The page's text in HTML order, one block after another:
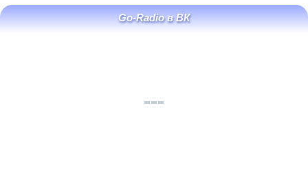
Go-Radio в ВК